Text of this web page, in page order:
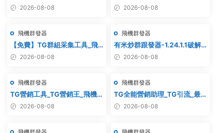
聽，飛機監聽強拉，飛機監聽
2026-08-08 2026-08-08
飛機群發器
【免費】TG群組采集工具_飛
機群組采集軟件_電報群組采集
2026-08-08
飛機群發器
有米炒群跟發器-1.24.1.1破解
版 2026-08-08
飛機群發器
TG營銷工具_TG營銷王_飛機
營銷王_破解版
2026-08-08
飛機群發器
TG全能營銷助理_TG引流_最
新破解版
2026-08-08